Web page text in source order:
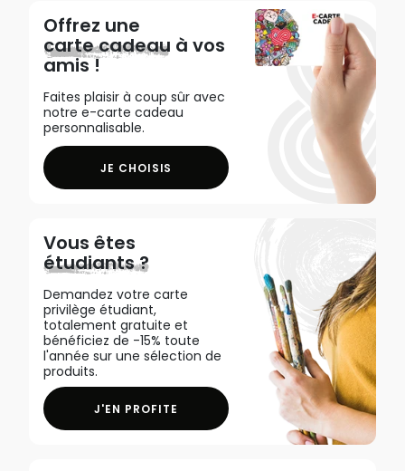
Offrez une
carte cadeau à vos
amis !
Faites plaisir à coup sûr avec
notre e-carte cadeau
personnalisable.
JE CHOISIS
Vous êtes
étudiants ?
Demandez votre carte
privilège étudiant,
totalement gratuite et
bénéficiez de -15% toute
l'année sur une sélection de
produits.
J'EN PROFITE